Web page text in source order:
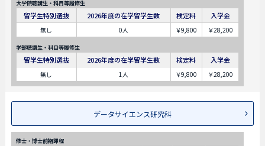
大学院聴講生・科目等履修生
留学生特別選抜 2026年度の在学留学生数 検定料 入学金
無し 0人 ￥9,800 ￥28,200
学部聴講生・科目等履修生
留学生特別選抜 2026年度の在学留学生数 検定料 入学金
無し 1人 ￥9,800 ￥28,200
データサイエンス研究科
修士・博士前期課程